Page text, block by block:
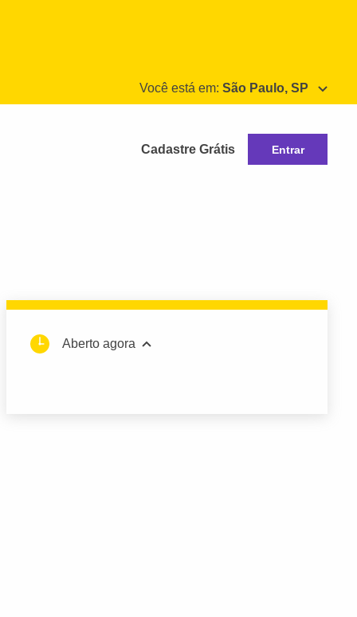
Você está em: São Paulo, SP
Cadastre Grátis Entrar
Aberto agora